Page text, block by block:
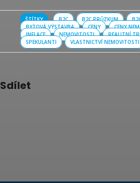
ŠTÍTKY B2C B2C PRŮZKUM
BYTOVÁ VÝSTAVBA
CENY CENY
INFLACE
NEMOVITOSTI REALITNÍ
SPEKULANTI
VLASTNICTVÍ NEMOVITOSTI
Sdílet